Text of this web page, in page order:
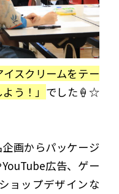
イスクリームをテー
う！」 でした🍦☆
画からパッケージ
広告、ゲー
ョップデザインな